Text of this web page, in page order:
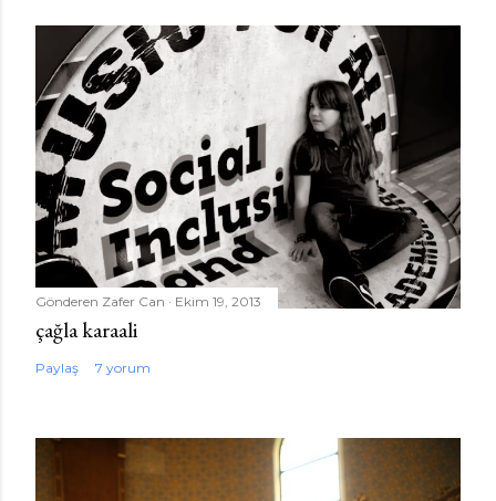
Gönderen Zafer Can Ekim 19, 2013
çağla karaali
Paylaş 7 yorum